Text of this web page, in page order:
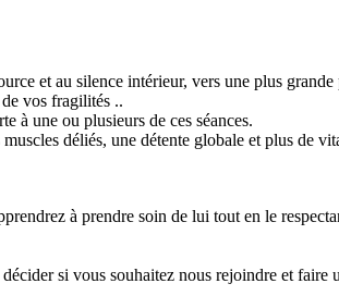
et au silence intérieur, vers une plus grande
vos fragilités ..
à une ou plusieurs de ces séances.
déliés, une détente globale et plus de
à prendre soin de lui tout en le
si vous souhaitez nous rejoindre et faire